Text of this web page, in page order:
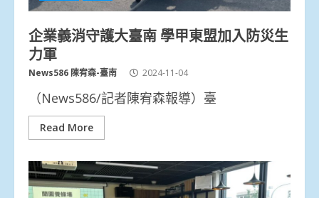
企業義消守護大臺南 學甲東盟加入防災生
力軍
News586 陳宥森-臺南 2024-11-04
（News586/記者陳宥森報導）臺
Read More